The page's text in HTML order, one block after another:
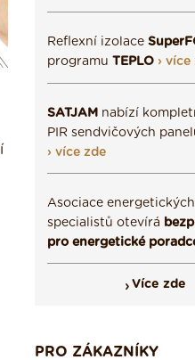
Reflexní izolace
programu TEPLO › více
SATJAM nabízí
PIR sendvičových
› více zde
Asociace energetických
specialistů otevírá
pro energetické
Více zde
PRO ZÁKAZNÍKY